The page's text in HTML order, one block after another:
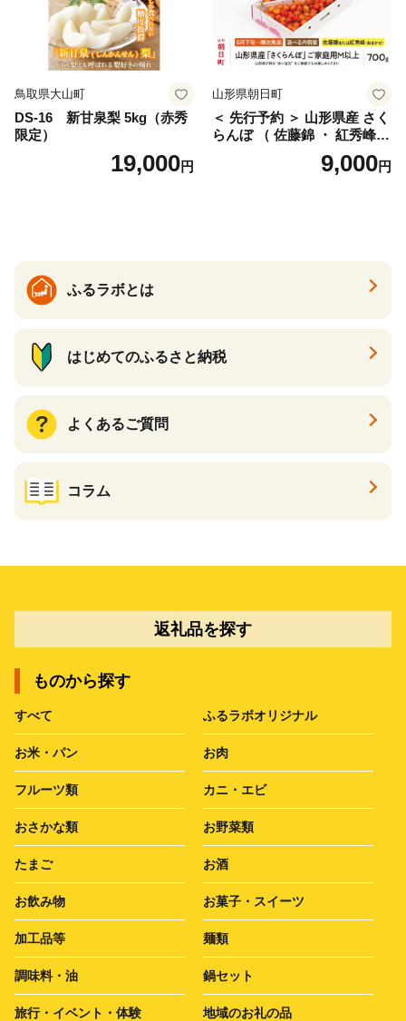
鳥取県大山町
DS-16 新甘泉梨 5kg（赤秀
限定）
19,000円
山形県朝日町
＜ 先行予約 ＞ 山形県産 さく
らんぼ （ 佐藤錦 ・ 紅秀峰
） ご家庭用 M以上 700g 【20
26年6月下旬から7月上旬発
9,000円
ふるラボとは
はじめてのふるさと納税
よくあるご質問
コラム
返礼品を探す
ものから探す
すべて ふるラボオリジナル
お米・パン お肉
フルーツ類 カニ・エビ
おさかな類 お野菜類
たまご お酒
お飲み物 お菓子・スイーツ
加工品等 麺類
調味料・油 鍋セット
旅行・イベント・体験 地域のお礼の品